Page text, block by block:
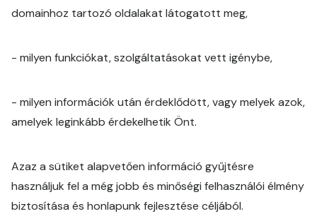
domainhoz tartozó oldalakat látogatott meg,
- milyen funkciókat, szolgáltatásokat vett igénybe,
- milyen információk után érdeklődött, vagy melyek azok,
amelyek leginkább érdekelhetik Önt.
Azaz a sütiket alapvetően információ gyűjtésre
használjuk fel a még jobb és minőségi felhasználói élmény
biztosítása és honlapunk fejlesztése céljából.